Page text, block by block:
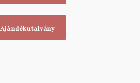
Ajándékutalvány